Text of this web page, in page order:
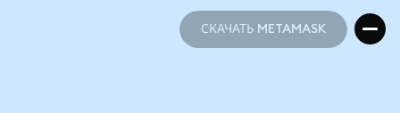
СКАЧАТЬ METAMASK